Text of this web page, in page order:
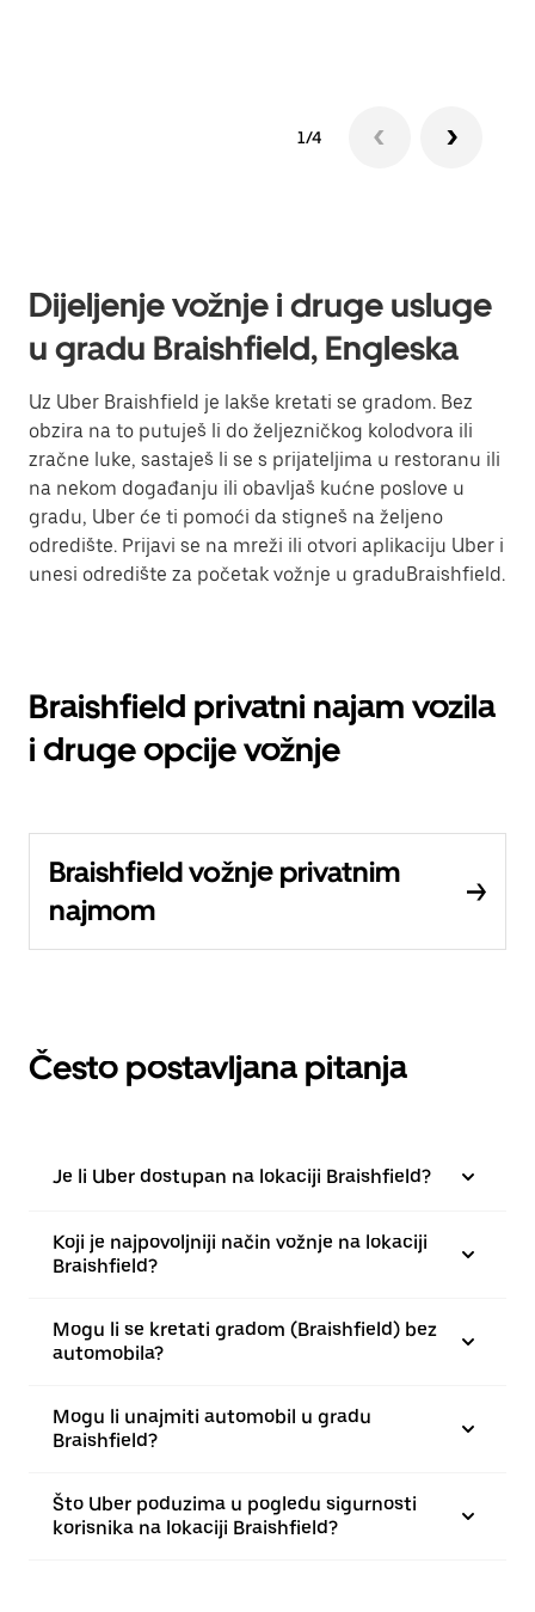
1/4
Dijeljenje vožnje i druge usluge
u gradu Braishfield, Engleska
Uz Uber Braishfield je lakše kretati se gradom. Bez
obzira na to putuješ li do željezničkog kolodvora ili
zračne luke, sastaješ li se s prijateljima u restoranu ili
na nekom događanju ili obavljaš kućne poslove u
gradu, Uber će ti pomoći da stigneš na željeno
odredište. Prijavi se na mreži ili otvori aplikaciju Uber i
unesi odredište za početak vožnje u graduBraishfield.
Braishfield privatni najam vozila
i druge opcije vožnje
Braishfield vožnje privatnim
najmom
Često postavljana pitanja
Je li Uber dostupan na lokaciji Braishfield?
Koji je najpovoljniji način vožnje na lokaciji
Braishfield?
Mogu li se kretati gradom (Braishfield) bez
automobila?
Mogu li unajmiti automobil u gradu
Braishfield?
Što Uber poduzima u pogledu sigurnosti
korisnika na lokaciji Braishfield?